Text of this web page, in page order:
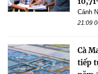
Cảnh
21:09
Cà
tiếp